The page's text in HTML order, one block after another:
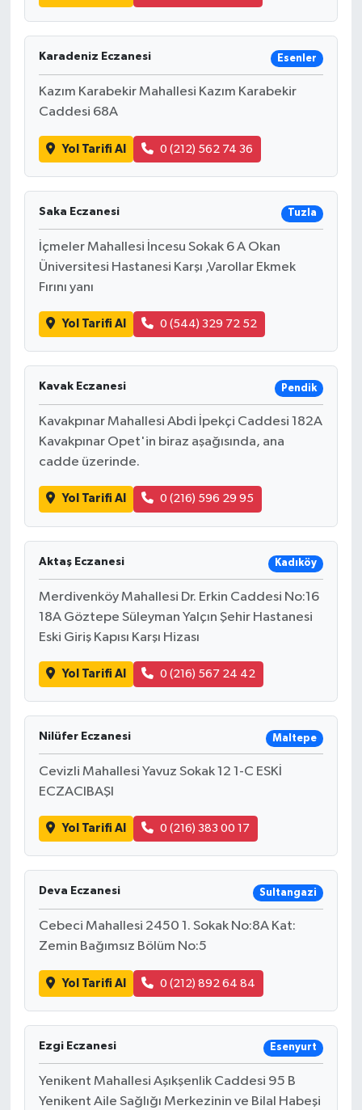
Karadeniz Eczanesi Esenler
Kazım Karabekir Mahallesi Kazım Karabekir
Caddesi 68A
Yol Tarifi Al 0 (212) 562 74 36
Saka Eczanesi Tuzla
İçmeler Mahallesi İncesu Sokak 6 A Okan
Üniversitesi Hastanesi Karşı ,Varollar Ekmek
Fırını yanı
Yol Tarifi Al 0 (544) 329 72 52
Kavak Eczanesi Pendik
Kavakpınar Mahallesi Abdi İpekçi Caddesi 182A
Kavakpınar Opet'in biraz aşağısında, ana
cadde üzerinde.
Yol Tarifi Al 0 (216) 596 29 95
Aktaş Eczanesi Kadıköy
Merdivenköy Mahallesi Dr. Erkin Caddesi No:16
18A Göztepe Süleyman Yalçın Şehir Hastanesi
Eski Giriş Kapısı Karşı Hizası
Yol Tarifi Al 0 (216) 567 24 42
Nilüfer Eczanesi Maltepe
Cevizli Mahallesi Yavuz Sokak 12 1-C ESKİ
ECZACIBAŞI
Yol Tarifi Al 0 (216) 383 00 17
Deva Eczanesi Sultangazi
Cebeci Mahallesi 2450 1. Sokak No:8A Kat:
Zemin Bağımsız Bölüm No:5
Yol Tarifi Al 0 (212) 892 64 84
Ezgi Eczanesi Esenyurt
Yenikent Mahallesi Aşıkşenlik Caddesi 95 B
Yenikent Aile Sağlığı Merkezinin ve Bilal Habeşi